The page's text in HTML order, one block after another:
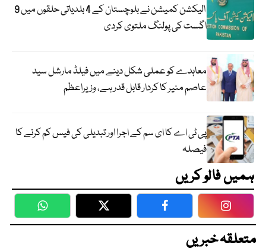
الیکشن کمیشن نے بلوچستان کے 4 بلدیاتی حلقوں میں 9
اگست کی پولنگ ملتوی کردی
معاہدے کو عملی شکل دینے میں فیلڈ مارشل سید
عاصم منیر کا کردار قابل قدر ہے، وزیراعظم
پی ٹی اے کا ای سم کے اجرا اور تبدیلی کی فیس کم کرنے کا
فیصلہ
ہمیں فالو کریں
WhatsApp Twitter Facebook
متعلقہ خبریں